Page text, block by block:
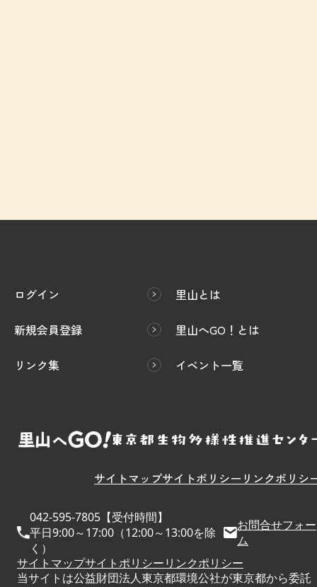
ログイン
新規会員登録
リンク集
里山とは
里山へGO！とは
イベント一覧
サイトマップサイトポリシー リンクポリシ
042-595-7805【受付時間】
平日9:00～17:00（12:00～13:00を除
く）
お問合せフォー
ム
サイトマップサイトポリシーリンクポリシー
当サイトは公益財団法人東京都環境公社が東京都から委託